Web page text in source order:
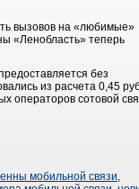
вызовов на «любимые»
«Ленобласть» теперь
без
из расчета 0,45
операторов сотовой
мобильной связи,